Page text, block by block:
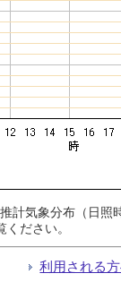
計気象分布（日
ください。
利用される